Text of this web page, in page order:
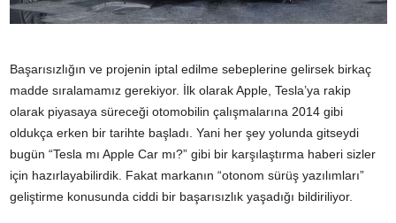
Başarısızlığın ve projenin iptal edilme sebeplerine gelirsek birkaç
madde sıralamamız gerekiyor. İlk olarak Apple, Tesla’ya rakip
olarak piyasaya süreceği otomobilin çalışmalarına 2014 gibi
oldukça erken bir tarihte başladı. Yani her şey yolunda gitseydi
bugün “Tesla mı Apple Car mı?” gibi bir karşılaştırma haberi sizler
için hazırlayabilirdik. Fakat markanın “otonom sürüş yazılımları”
geliştirme konusunda ciddi bir başarısızlık yaşadığı bildiriliyor.